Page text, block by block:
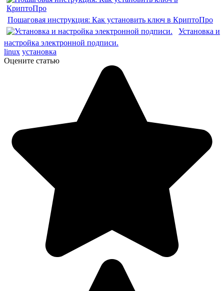
Пошаговая инструкция: Как установить ключ в КриптоПро
Установка и
настройка электронной подписи.
linux установка
Оцените статью